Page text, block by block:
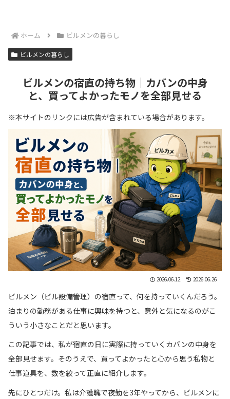
ホーム ビルメンの暮らし
ビルメンの暮らし
ビルメンの宿直の持ち物｜カバンの中身
と、買ってよかったモノを全部見せる
※本サイトのリンクには広告が含まれている場合があります。
2026.06.12 2026.06.26
ビルメン（ビル設備管理）の宿直って、何を持っていくんだろう。
泊まりの勤務がある仕事に興味を持つと、意外と気になるのがこ
ういう小さなことだと思います。
この記事では、私が宿直の日に実際に持っていくカバンの中身を
全部見せます。そのうえで、買ってよかったと心から思う私物と
仕事道具を、数を絞って正直に紹介します。
先にひとつだけ。私は介護職で夜勤を3年やってから、ビルメンに